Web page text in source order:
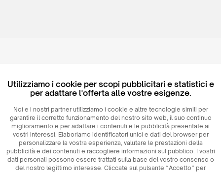
Utilizziamo i cookie per scopi pubblicitari e statistici e
per adattare l'offerta alle vostre esigenze.
Noi e i nostri partner utilizziamo i cookie e altre tecnologie simili per
garantire il corretto funzionamento del nostro sito web, il suo continuo
miglioramento e per adattare i contenuti e le pubblicità presentate ai
vostri interessi. Elaboriamo identificatori unici e dati del browser per
personalizzare la vostra esperienza, valutare le prestazioni della
pubblicità e dei contenuti e raccogliere informazioni sul pubblico. I vostri
dati personali possono essere trattati sulla base del vostro consenso o
del nostro legittimo interesse. Cliccate sul pulsante “Accetto” per